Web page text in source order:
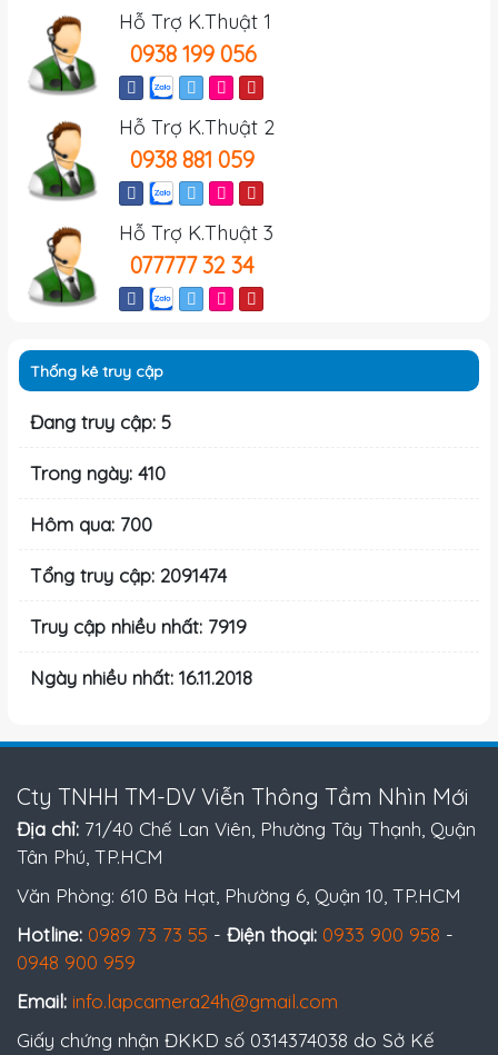
Hỗ Trợ K.Thuật 1
0938 199 056
Hỗ Trợ K.Thuật 2
0938 881 059
Hỗ Trợ K.Thuật 3
077777 32 34
Thống kê truy cập
Đang truy cập: 5
Trong ngày: 410
Hôm qua: 700
Tổng truy cập: 2091474
Truy cập nhiều nhất: 7919
Ngày nhiều nhất: 16.11.2018
Cty TNHH TM-DV Viễn Thông Tầm Nhìn Mới
Địa chỉ: 71/40 Chế Lan Viên, Phường Tây Thạnh, Quận
Tân Phú, TP.HCM
Văn Phòng: 610 Bà Hạt, Phường 6, Quận 10, TP.HCM
Hotline: 0989 73 73 55 - Điện thoại: 0933 900 958 -
0948 900 959
Email: info.lapcamera24h@gmail.com
Giấy chứng nhận ĐKKD số 0314374038 do Sở Kế